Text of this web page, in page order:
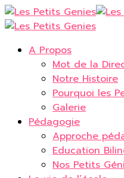
A Propos
Mot de la
Notre Histoire
Pourquoi les
Galerie
Pédagogie
Approche
Education
Nos Petits